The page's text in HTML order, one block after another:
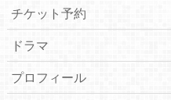
チケット予約
ドラマ
プロフィール